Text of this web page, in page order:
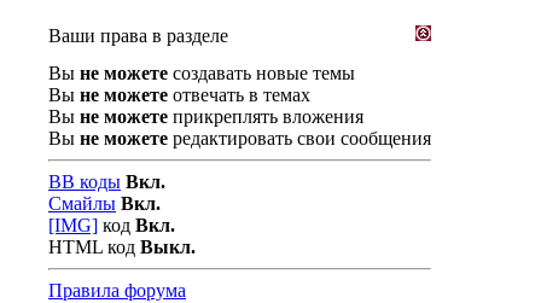
Ваши права в разделе
Вы не можете создавать новые темы
Вы не можете отвечать в темах
Вы не можете прикреплять вложения
Вы не можете редактировать свои сообщения
BB коды Вкл.
Смайлы Вкл.
[IMG] код Вкл.
HTML код Выкл.
Правила форума